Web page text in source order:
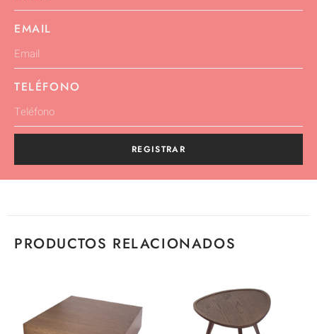
EMAIL
TELÉFONO
REGISTRAR
PRODUCTOS RELACIONADOS